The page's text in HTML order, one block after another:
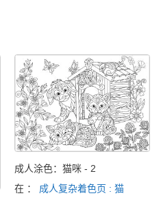
成人涂色：猫咪 - 2
在 ： 成人复杂着色页 : 猫